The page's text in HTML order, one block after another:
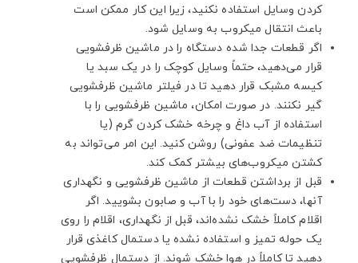
کردن وسایل استفاده نکنید، زیرا این کار ممکن است
باعث انتقال میکروب به وسایل شود.
اگر قطعات جدا شده دستگاه را در ماشین ظرفشویی
قرار می‌دهید، حتماً وسایل کوچک را در یک سبد یا
کیسه مشبک قرار دهید تا در فیلتر ماشین ظرفشویی
گیر نکنند. در صورت امکان، ماشین ظرفشویی را با
استفاده از آب داغ و چرخه خشک کردن گرم (یا
تنظیمات ضد عفونی) روشن کنید. این امر می‌تواند به
کشتن میکروب‌های بیشتر کمک کند.
قبل از برداشتن قطعات از ماشین ظرفشویی و نگهداری
آنها، دست‌های خود را با آب و صابون بشویید. اگر
اقلام کاملاً خشک نشده‌اند، قبل از نگهداری، اقلام را روی
یک حوله تمیز و استفاده نشده یا دستمال کاغذی قرار
دهید تا کاملاً در هوا خشک شوند. از دستمال ظرفشویی